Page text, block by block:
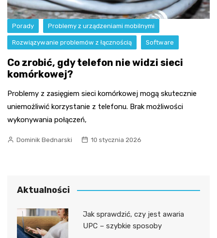
Porady Problemy z urządzeniami mobilnymi
Rozwiązywanie problemów z łącznością Software
Co zrobić, gdy telefon nie widzi sieci
komórkowej?
Problemy z zasięgiem sieci komórkowej mogą skutecznie
uniemożliwić korzystanie z telefonu. Brak możliwości
wykonywania połączeń,
Dominik Bednarski 10 stycznia 2026
Aktualności
Jak sprawdzić, czy jest awaria
UPC – szybkie sposoby